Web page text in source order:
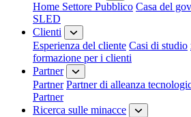
Home Settore Pubblico Casa del
SLED
Clienti
Esperienza del cliente Casi di studio
formazione per i clienti
Partner
Partner Partner di alleanza
Partner
Ricerca sulle minacce